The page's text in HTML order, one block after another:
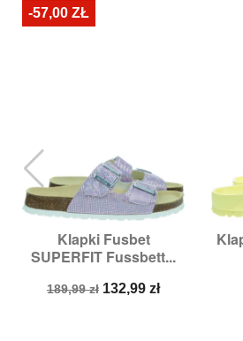
Klapki Fusbet
SUPERFIT Fussbett...
Cena
189,99 zł Cena
132,99 zł
-57,00 ZŁ